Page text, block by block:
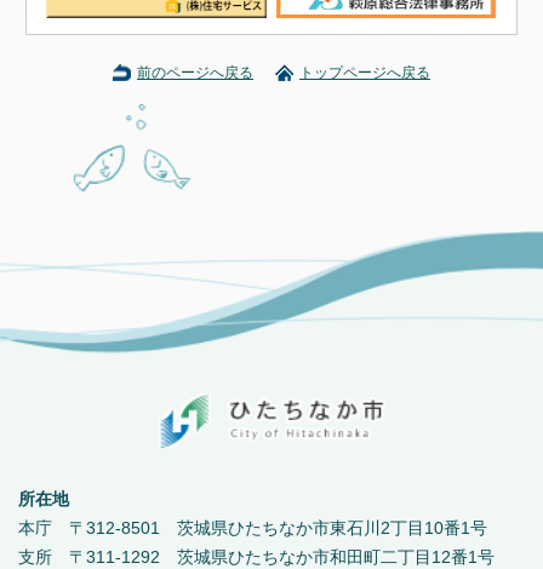
前のページへ戻る トップページへ戻る
所在地
本庁 〒312-8501 茨城県ひたちなか市東石川2丁目10番1号
支所 〒311-1292 茨城県ひたちなか市和田町二丁目12番1号